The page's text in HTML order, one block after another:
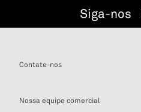
Siga-nos
Contate-nos
Nossa equipe comercial